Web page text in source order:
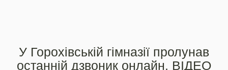
У Горохівській гімназії пролунав
останній дзвоник онлайн. ВІДЕО